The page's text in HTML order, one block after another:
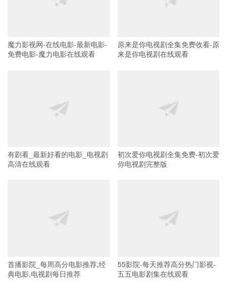
魔力影视网-在线电影-最新电影-
免费电影-魔力电影在线观看
原来是你电视剧全集免费收看-原
来是你电视剧在线观看
有剧看_最新好看的电影_电视剧
高清在线观看
初次爱你电视剧全集免费-初次爱
你电视剧完整版
首播影院_每周高分电影推荐,经
典电影,电视剧每日推荐
55影院-每天推荐高分热门影视-
五五电影剧集在线观看